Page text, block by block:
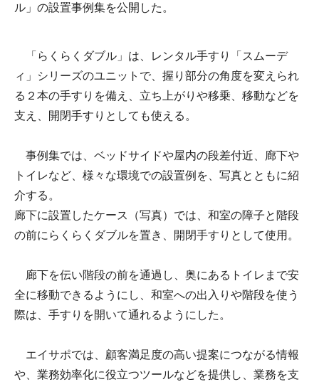
ル」の設置事例集を公開した。
「らくらくダブル」は、レンタル手すり「スムーデ
ィ」シリーズのユニットで、握り部分の角度を変えられ
る２本の手すりを備え、立ち上がりや移乗、移動などを
支え、開閉手すりとしても使える。
事例集では、ベッドサイドや屋内の段差付近、廊下や
トイレなど、様々な環境での設置例を、写真とともに紹
介する。
廊下に設置したケース（写真）では、和室の障子と階段
の前にらくらくダブルを置き、開閉手すりとして使用。
廊下を伝い階段の前を通過し、奥にあるトイレまで安
全に移動できるようにし、和室への出入りや階段を使う
際は、手すりを開いて通れるようにした。
エイサポでは、顧客満足度の高い提案につながる情報
や、業務効率化に役立つツールなどを提供し、業務を支